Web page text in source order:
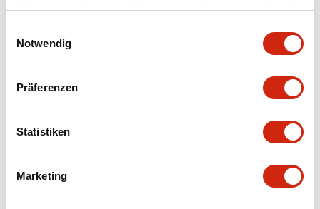
haben oder die sie im Rahmen Ihrer Nutzung der Dienste
Notwendig
Präferenzen
Statistiken
Marketing
Genehmigungen &